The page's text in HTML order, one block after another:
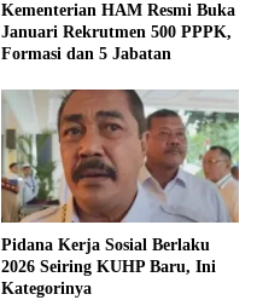
Kementerian HAM Resmi Buka
Januari Rekrutmen 500 PPPK,
Formasi dan 5 Jabatan
Pidana Kerja Sosial Berlaku
2026 Seiring KUHP Baru, Ini
Kategorinya